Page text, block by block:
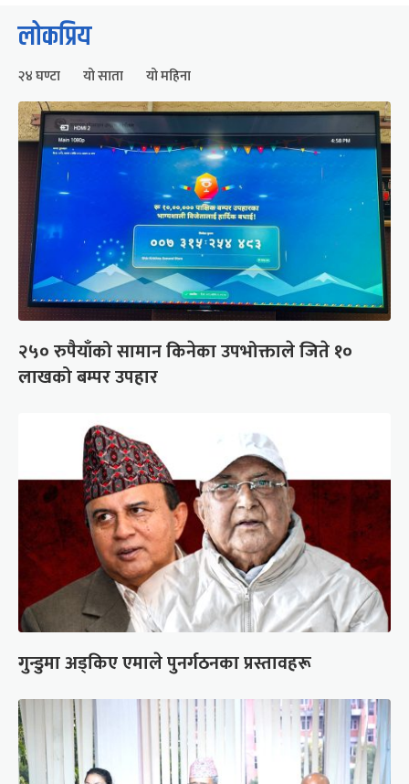
लोकप्रिय
२४ घण्टा यो साता यो महिना
२५० रुपैयाँको सामान किनेका उपभोक्ताले जिते १०
लाखको बम्पर उपहार
गुन्डुमा अड्किए एमाले पुनर्गठनका प्रस्तावहरू